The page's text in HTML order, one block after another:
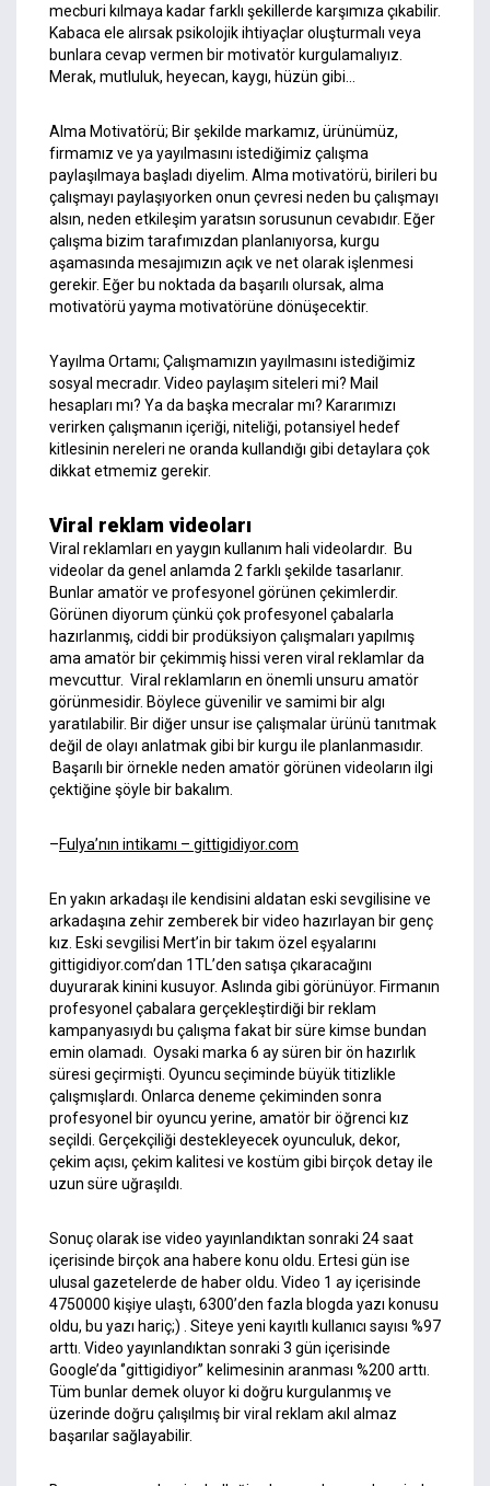
mecburi kılmaya kadar farklı şekillerde karşımıza çıkabilir.
Kabaca ele alırsak psikolojik ihtiyaçlar oluşturmalı veya
bunlara cevap vermen bir motivatör kurgulamalıyız.
Merak, mutluluk, heyecan, kaygı, hüzün gibi…
Alma Motivatörü; Bir şekilde markamız, ürünümüz,
firmamız ve ya yayılmasını istediğimiz çalışma
paylaşılmaya başladı diyelim. Alma motivatörü, birileri bu
çalışmayı paylaşıyorken onun çevresi neden bu çalışmayı
alsın, neden etkileşim yaratsın sorusunun cevabıdır. Eğer
çalışma bizim tarafımızdan planlanıyorsa, kurgu
aşamasında mesajımızın açık ve net olarak işlenmesi
gerekir. Eğer bu noktada da başarılı olursak, alma
motivatörü yayma motivatörüne dönüşecektir.
Yayılma Ortamı; Çalışmamızın yayılmasını istediğimiz
sosyal mecradır. Video paylaşım siteleri mi? Mail
hesapları mı? Ya da başka mecralar mı? Kararımızı
verirken çalışmanın içeriği, niteliği, potansiyel hedef
kitlesinin nereleri ne oranda kullandığı gibi detaylara çok
dikkat etmemiz gerekir.
Viral reklam videoları
Viral reklamları en yaygın kullanım hali videolardır. Bu
videolar da genel anlamda 2 farklı şekilde tasarlanır.
Bunlar amatör ve profesyonel görünen çekimlerdir.
Görünen diyorum çünkü çok profesyonel çabalarla
hazırlanmış, ciddi bir prodüksiyon çalışmaları yapılmış
ama amatör bir çekimmiş hissi veren viral reklamlar da
mevcuttur. Viral reklamların en önemli unsuru amatör
görünmesidir. Böylece güvenilir ve samimi bir algı
yaratılabilir. Bir diğer unsur ise çalışmalar ürünü tanıtmak
değil de olayı anlatmak gibi bir kurgu ile planlanmasıdır.
Başarılı bir örnekle neden amatör görünen videoların ilgi
çektiğine şöyle bir bakalım.
–Fulya’nın intikamı – gittigidiyor.com
En yakın arkadaşı ile kendisini aldatan eski sevgilisine ve
arkadaşına zehir zemberek bir video hazırlayan bir genç
kız. Eski sevgilisi Mert’in bir takım özel eşyalarını
gittigidiyor.com’dan 1TL’den satışa çıkaracağını
duyurarak kinini kusuyor. Aslında gibi görünüyor. Firmanın
profesyonel çabalara gerçekleştirdiği bir reklam
kampanyasıydı bu çalışma fakat bir süre kimse bundan
emin olamadı. Oysaki marka 6 ay süren bir ön hazırlık
süresi geçirmişti. Oyuncu seçiminde büyük titizlikle
çalışmışlardı. Onlarca deneme çekiminden sonra
profesyonel bir oyuncu yerine, amatör bir öğrenci kız
seçildi. Gerçekçiliği destekleyecek oyunculuk, dekor,
çekim açısı, çekim kalitesi ve kostüm gibi birçok detay ile
uzun süre uğraşıldı.
Sonuç olarak ise video yayınlandıktan sonraki 24 saat
içerisinde birçok ana habere konu oldu. Ertesi gün ise
ulusal gazetelerde de haber oldu. Video 1 ay içerisinde
4750000 kişiye ulaştı, 6300’den fazla blogda yazı konusu
oldu, bu yazı hariç;) . Siteye yeni kayıtlı kullanıcı sayısı %97
arttı. Video yayınlandıktan sonraki 3 gün içerisinde
Google’da ‘’gittigidiyor’’ kelimesinin aranması %200 arttı.
Tüm bunlar demek oluyor ki doğru kurgulanmış ve
üzerinde doğru çalışılmış bir viral reklam akıl almaz
başarılar sağlayabilir.